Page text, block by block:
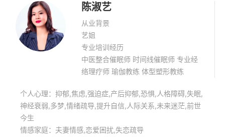
陈淑艺
从业背景
艺姐
专业培训经历
中医整合催眠师 时间线催眠师 专业经
络理疗师 瑜伽教练 体型塑形教练
个人心理：抑郁,焦虑,强迫症,产后抑郁,恐惧,人格障碍,失眠,
神经衰弱,多梦,情绪疏导,提升自信,人际关系,未来迷茫,前世
今生
情感家庭：夫妻情感,恋爱困扰,失恋疏导